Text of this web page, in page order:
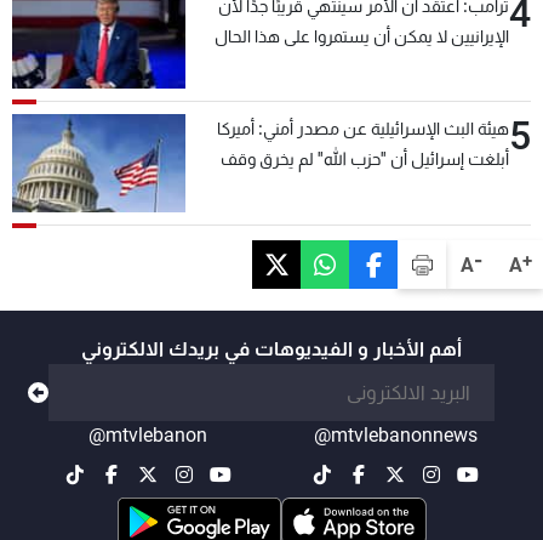
A+
A-
4ترامب: أعتقد أن الأمر سينتهي قريبًا جدًا لأن
الإيرانيين لا يمكن أن يستمروا على هذا الحال
5هيئة البث الإسرائيلية عن مصدر أمني: أميركا
أبلغت إسرائيل أن "حزب الله" لم يخرق وقف
عدم التصعيد خشية أن يؤثر ذلك على مفاوضات
أهم الأخبار و الفيديوهات في بريدك الالكتروني
@mtvlebanonnews
@mtvlebanon